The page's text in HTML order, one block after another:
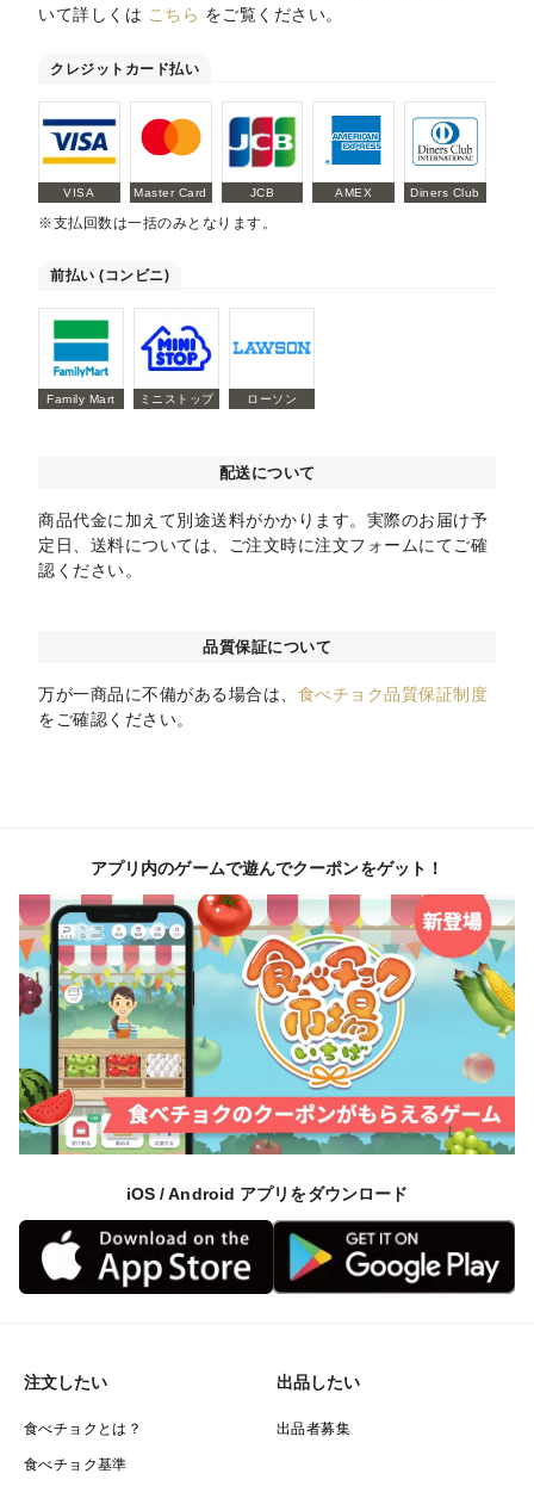
いて詳しくは こちら をご覧ください。
クレジットカード払い
VISA Master Card JCB AMEX Diners Club
※支払回数は一括のみとなります。
前払い (コンビニ)
Family Mart ミニストップ ローソン
配送について
商品代金に加えて別途送料がかかります。実際のお届け予
定日、送料については、ご注文時に注文フォームにてご確
認ください。
品質保証について
万が一商品に不備がある場合は、 食べチョク品質保証制度
をご確認ください。
アプリ内のゲームで遊んでクーポンをゲット！
iOS / Android アプリをダウンロード
注文したい
食べチョクとは？
食べチョク基準
出品したい
出品者募集